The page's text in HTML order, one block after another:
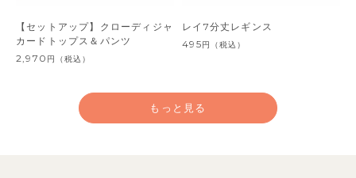
【セットアップ】クローディジャ
カードトップス＆パンツ
2,970 円 （税込）
レイ7分丈レギンス
495円 （税込）
もっと見る